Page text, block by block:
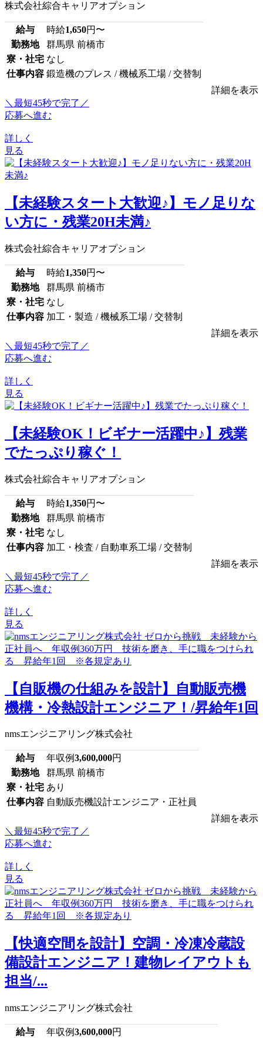
株式会社綜合キャリアオプション
給与 時給1,650円〜
勤務地
群馬県 前橋市
寮・社宅 なし
仕事内容 鍛造機のプレス / 機械系工場 / 交替制
詳細を表示
＼最短45秒で完了／
応募へ進む
詳しく
見る
【未経験スタート大歓迎♪】モノ足りな
い方に・残業20H未満♪
株式会社綜合キャリアオプション
給与 時給1,350円〜
勤務地
群馬県 前橋市
寮・社宅 なし
仕事内容 加工・製造 / 機械系工場 / 交替制
詳細を表示
＼最短45秒で完了／
応募へ進む
詳しく
見る
【未経験OK！ビギナー活躍中♪】残業
でたっぷり稼ぐ！
株式会社綜合キャリアオプション
給与 時給1,350円〜
勤務地
群馬県 前橋市
寮・社宅 なし
仕事内容 加工・検査 / 自動車系工場 / 交替制
詳細を表示
＼最短45秒で完了／
応募へ進む
詳しく
見る
【自販機の仕組みを設計】自動販売機
機構・冷熱設計エンジニア！/昇給年1回
nmsエンジニアリング株式会社
給与 年収例3,600,000円
勤務地
群馬県 前橋市
寮・社宅 あり
仕事内容 自動販売機設計エンジニア・正社員
詳細を表示
＼最短45秒で完了／
応募へ進む
詳しく
見る
【快適空間を設計】空調・冷凍冷蔵設
備設計エンジニア！建物レイアウトも
担当/...
nmsエンジニアリング株式会社
給与 年収例3,600,000円